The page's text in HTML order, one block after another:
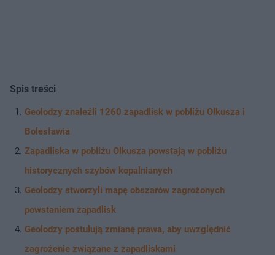
Spis treści
Geolodzy znaleźli 1260 zapadlisk w pobliżu Olkusza i
Bolesławia
Zapadliska w pobliżu Olkusza powstają w pobliżu
historycznych szybów kopalnianych
Geolodzy stworzyli mapę obszarów zagrożonych
powstaniem zapadlisk
Geolodzy postulują zmianę prawa, aby uwzględnić
zagrożenie związane z zapadliskami